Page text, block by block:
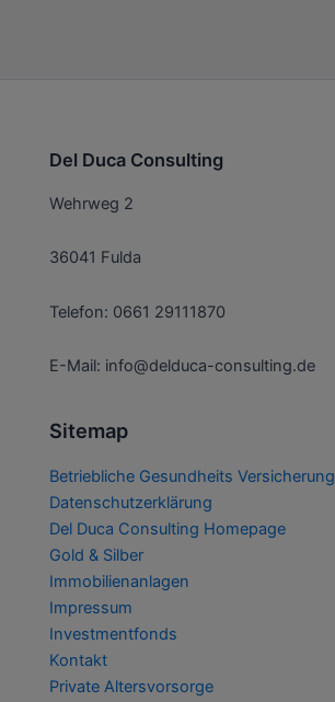
Del Duca Consulting
Wehrweg 2
36041 Fulda
Telefon: 0661 29111870
E-Mail: info@delduca-consulting.de
Sitemap
Betriebliche Gesundheits Versicherung
Datenschutzerklärung
Del Duca Consulting Homepage
Gold & Silber
Immobilienanlagen
Impressum
Investmentfonds
Kontakt
Private Altersvorsorge